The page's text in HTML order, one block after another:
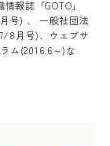
報誌「GOTO」
号) 、 一般社団法
8月号)、ウェブサ
ム(2016.6～)な